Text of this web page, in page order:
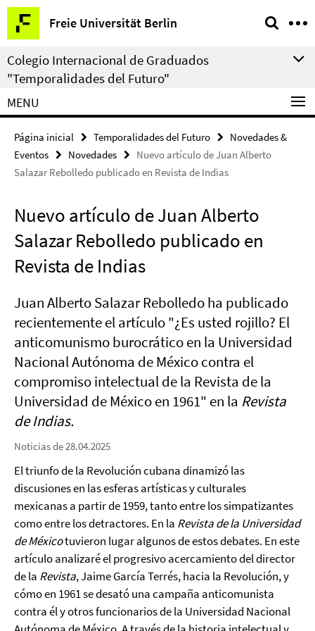
Springe
direkt
zu
Inhalt
Freie Universität Berlin
Herramientas
de
navegación
Colegio Internacional de Graduados
"Temporalidades del Futuro"
MENU
Página inicial Temporalidades del Futuro
Novedades &
Eventos
Novedades
Nuevo artículo de Juan Alberto
Salazar Rebolledo publicado en Revista de Indias
Nuevo artículo de Juan Alberto
Salazar Rebolledo publicado en
Revista de Indias
Juan Alberto Salazar Rebolledo ha publicado
recientemente el artículo "¿Es usted rojillo? El
anticomunismo burocrático en la Universidad
Nacional Autónoma de México contra el
compromiso intelectual de la Revista de la
Universidad de México en 1961" en la Revista
de Indias.
Noticias de 28.04.2025
El triunfo de la Revolución cubana dinamizó las
discusiones en las esferas artísticas y culturales
mexicanas a partir de 1959, tanto entre los simpatizantes
como entre los detractores. En la Revista de la Universidad
de Méxicotuvieron lugar algunos de estos debates. En este
artículo analizaré el progresivo acercamiento del director
de la Revista, Jaime García Terrés, hacia la Revolución, y
cómo en 1961 se desató una campaña anticomunista
contra él y otros funcionarios de la Universidad Nacional